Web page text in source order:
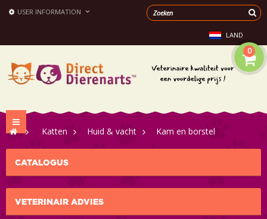
USER INFORMATION
LAND
0
Toggle
navigation
> Katten > Huid & vacht > Kam en borstel
CATALOGUS
VETERINAIR ADVIES